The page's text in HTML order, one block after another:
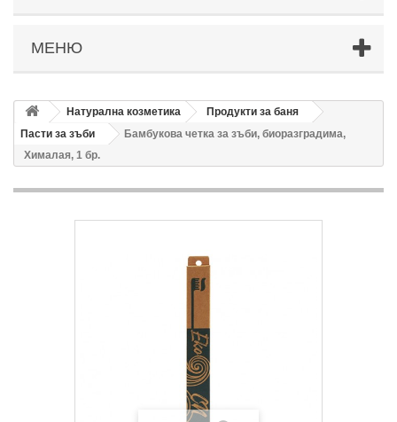
МЕНЮ
Натурална козметика
Продукти за баня
Пасти за зъби
Бамбукова четка за зъби, биоразградима,
Хималая, 1 бр.